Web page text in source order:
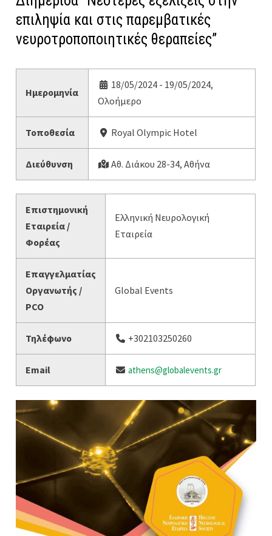
επιληψία και στις παρεμβατικές
νευροτροποποιητικές θεραπείες”
Ημερομηνία
18/05/2024 - 19/05/2024,
Ολοήμερο
Τοποθεσία Royal Olympic Hotel
Διεύθυνση Αθ. Διάκου 28-34, Αθήνα
Επιστημονική
Εταιρεία /
Φορέας
Ελληνική Νευρολογική
Εταιρεία
Επαγγελματίας
Οργανωτής /
PCO
Global Events
Τηλέφωνο +302103250260
Email athens@globalevents.gr